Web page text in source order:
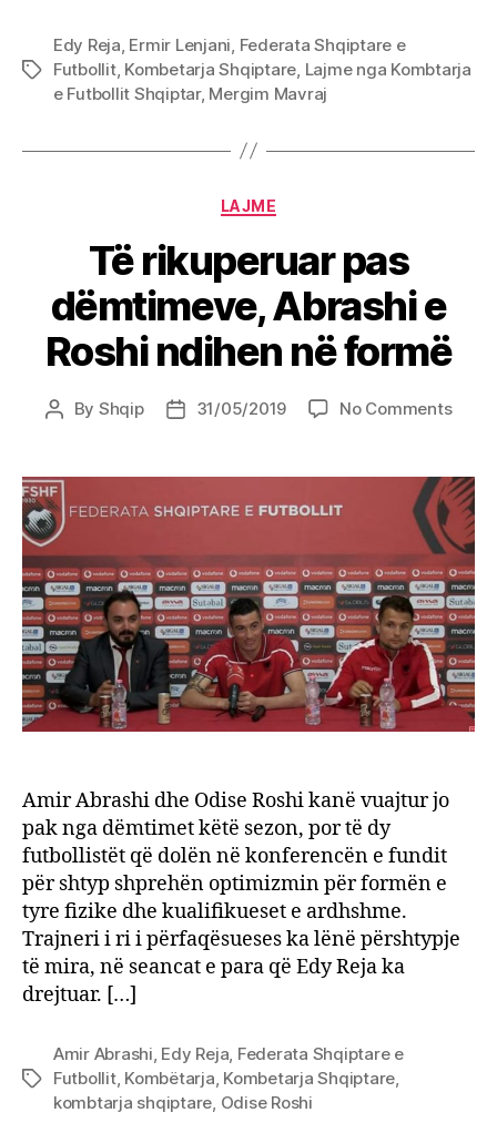
Tags
Edy Reja Ermir Lenjani Federata Shqiptare e
Futbollit, Kombetarja Shqiptare Lajme nga Kombtarja
e Futbollit Shqiptar, Mergim Mavraj
Categories
LAJME
Të rikuperuar pas
dëmtimeve, Abrashi e
Roshi ndihen në formë
Post
By Shqip
Post31/05/2019 No Commentson
pas
e
Roshi
në
Amir Abrashi dhe Odise Roshi kanë vuajtur jo
pak nga dëmtimet këtë sezon, por të dy
futbollistët që dolën në konferencën e fundit
për shtyp shprehën optimizmin për formën e
tyre fizike dhe kualifikueset e ardhshme.
Trajneri i ri i përfaqësueses ka lënë përshtypje
të mira, në seancat e para që Edy Reja ka
drejtuar. […]
Tags
Amir Abrashi, Edy Reja, Federata Shqiptare e
Futbollit, Kombëtarja, Kombetarja Shqiptare,
kombtarja shqiptare, Odise Roshi